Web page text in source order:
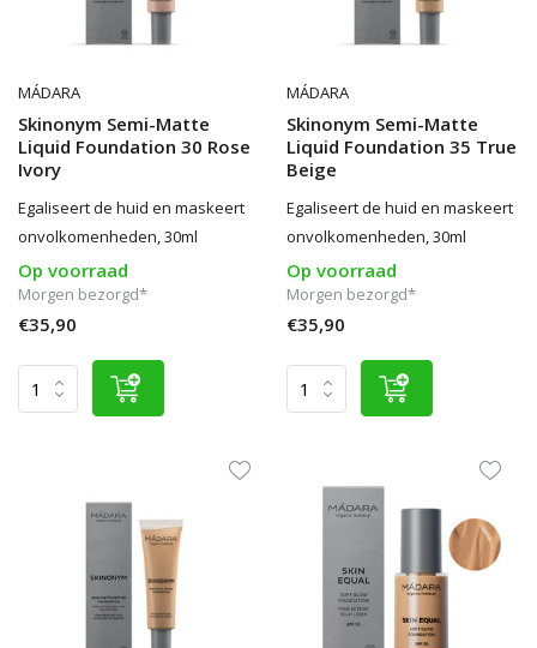
MÁDARA
Skinonym Semi-Matte
Liquid Foundation 30 Rose
Ivory
Egaliseert de huid en maskeert
onvolkomenheden, 30ml
Op voorraad
Morgen bezorgd*
€35,90
MÁDARA
Skinonym Semi-Matte
Liquid Foundation 35 True
Beige
Egaliseert de huid en maskeert
onvolkomenheden, 30ml
Op voorraad
Morgen bezorgd*
€35,90